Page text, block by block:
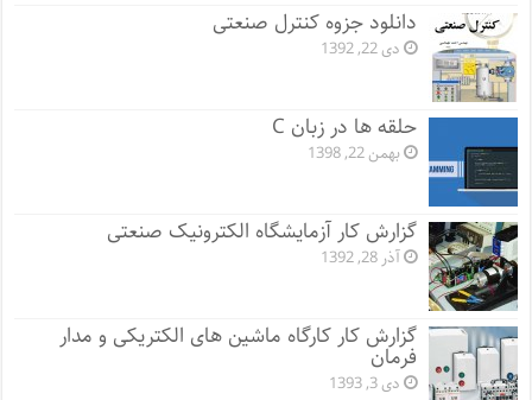
دانلود جزوه کنترل صنعتی
دی 22, 1392
حلقه ها در زبان C
بهمن 22, 1398
گزارش کار آزمایشگاه الکترونیک صنعتی
آذر 28, 1392
گزارش کار کارگاه ماشین های الکتریکی و مدار
فرمان
دی 3, 1393